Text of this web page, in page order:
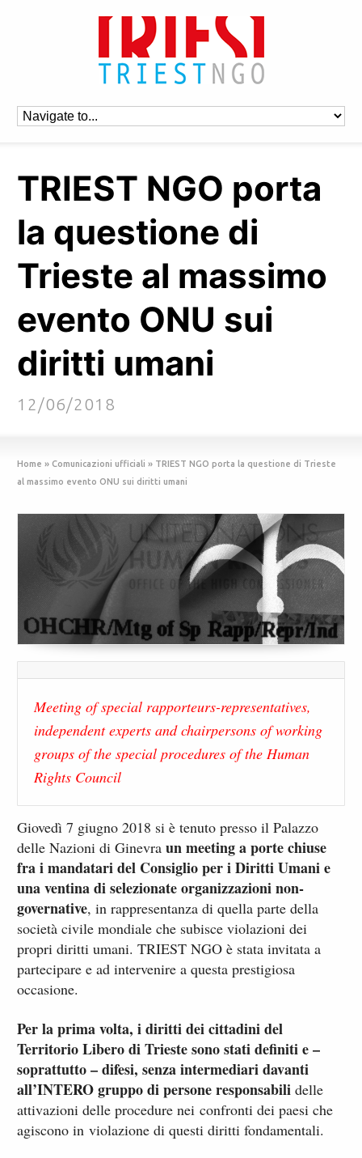
TRIEST NGO porta
la questione di
Trieste al massimo
evento ONU sui
diritti umani
12/06/2018
Home » Comunicazioni ufficiali » TRIEST NGO porta la questione di Trieste
al massimo evento ONU sui diritti umani
Meeting of special rapporteurs-representatives,
independent experts and chairpersons of working
groups of the special procedures of the Human
Rights Council
Giovedì 7 giugno 2018 si è tenuto presso il Palazzo
delle Nazioni di Ginevraun meeting a porte chiuse
fra i mandatari del Consiglio per i Diritti Umani e
una ventina di selezionate organizzazioni non-
governative, in rappresentanza di quella parte della
società civile mondiale che subisce violazioni dei
propri diritti umani. TRIEST NGO è stata invitata a
partecipare e ad intervenire a questa prestigiosa
occasione.
Per la prima volta, i diritti dei cittadini del
Territorio Libero di Trieste sono stati definiti e –
soprattutto – difesi, senza intermediari davanti
all’INTERO gruppo di persone responsabili delle
attivazioni delle procedure nei confronti dei paesi che
agiscono in violazione di questi diritti fondamentali.